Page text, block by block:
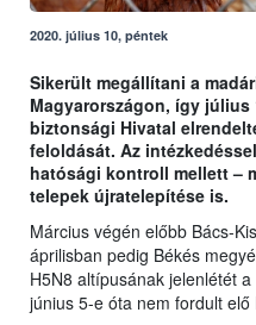
2020. július 10, péntek
Sikerült megállítani a
Magyarországon, így július
biztonsági Hivatal
feloldását. Az
hatósági kontroll mellett –
telepek újratelepítése is.
Március végén előbb Bács-
áprilisban pedig Békés
H5N8 altípusának jelenlétét
június 5-e óta nem fordult